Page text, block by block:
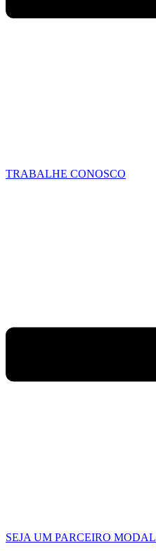
TRABALHE CONOSCO
SEJA UM PARCEIRO MODAL